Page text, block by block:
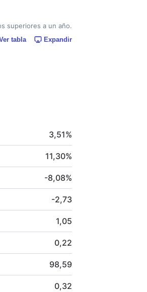
superiores a un año.
tabla Expandir
3,51%
11,30%
-8,08%
-2,73
1,05
0,22
98,59
0,32